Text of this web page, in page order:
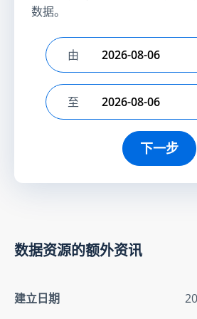
数据。
选择开始日期
由
选择结束日期
至
下一步
数据资源的额外资讯
建立日期